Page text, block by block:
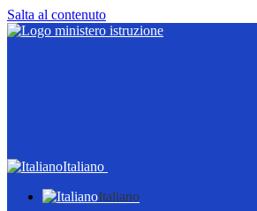
Salta al contenuto
Italiano
Italiano